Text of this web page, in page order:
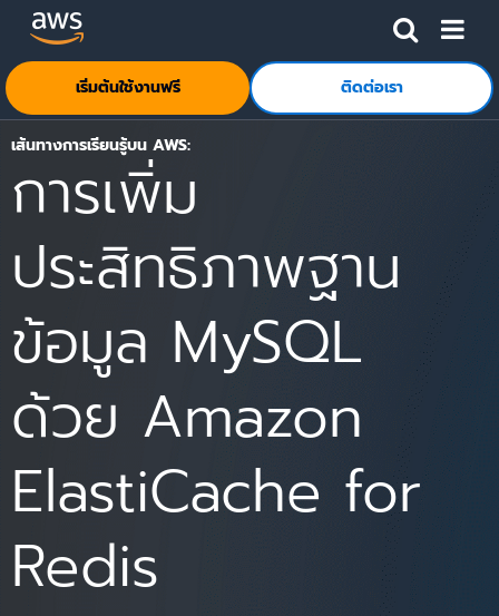
ข้ามไปที่เนื้อหาหลักคลิกที่นี่เพื่อกลับไปยังหน้าแรกของ Amazon Web Services
เริ่มต้นใช้งานฟรี ติดต่อเรา
เส้นทางการเรียนรู้บน AWS:
การเพิ่ม
ประสิทธิภาพฐาน
ข้อมูล MySQL
ด้วย Amazon
ElastiCache for
Redis